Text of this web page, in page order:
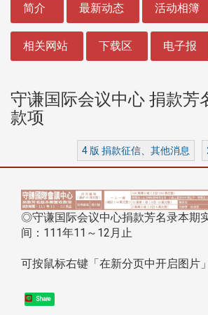
简介 最新动态 活动相簿
相关网站 下载区 电子报
守谦国际会议中心 捐款芳
款项
4 版 捐款征信、其他消息
◎守谦国际会议中心捐款芳名录本期
间：111年11～12月止
可按鼠标右键「在新分页中开启图片
Share